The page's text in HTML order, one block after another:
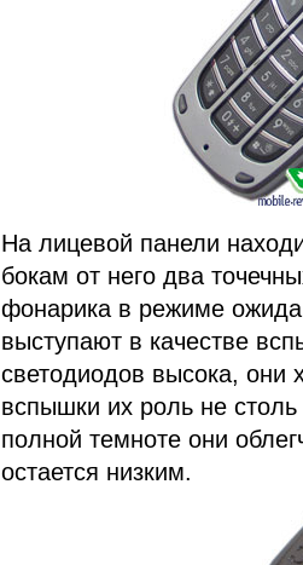
На лицевой панели
бокам от него два
фонарика в режиме
выступают в качестве
светодиодов высока, они
вспышки их роль не столь
полной темноте они
остается низким.